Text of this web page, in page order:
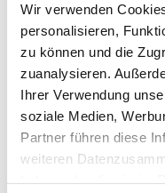
Wir verwenden
personalisieren,
zu können und die
zuanalysieren.
Ihrer Verwendung
soziale Medien,
Partner führen diese
weiteren
- Besuch
- Besuch
- Blick in die
(während der
nicht möglich
- Besuch des
Bei Buchung
verlängert sich
Honorar je
Stunden,